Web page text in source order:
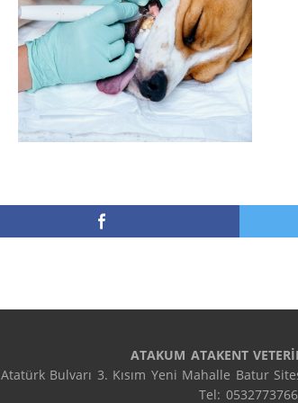
ATAKUM ATAKENT
Atatürk Bulvarı 3. Kısım Yeni Mahalle Batur
Tel: